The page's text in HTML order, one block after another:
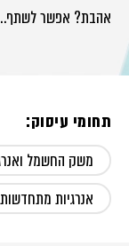
אהבת? אפשר
תחומי עיסוק:
משק החשמל
אנרגיות